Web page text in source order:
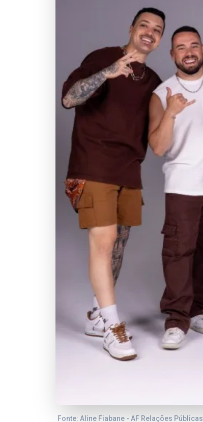
Fonte: Aline Fiabane - AF Relações Públicas